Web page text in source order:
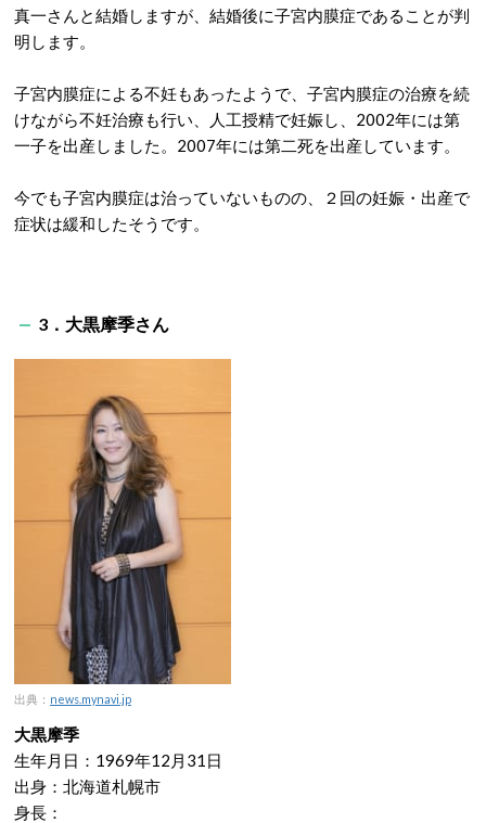
真一さんと結婚しますが、結婚後に子宮内膜症であることが判
明します。
子宮内膜症による不妊もあったようで、子宮内膜症の治療を続
けながら不妊治療も行い、人工授精で妊娠し、2002年には第
一子を出産しました。2007年には第二死を出産しています。
今でも子宮内膜症は治っていないものの、２回の妊娠・出産で
症状は緩和したそうです。
3．大黒摩季さん
出典： news.mynavi.jp
大黒摩季
生年月日：1969年12月31日
出身：北海道札幌市
身長：